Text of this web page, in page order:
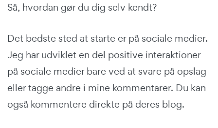
Så, hvordan gør du dig selv kendt?
Det bedste sted at starte er på sociale medier.
Jeg har udviklet en del positive interaktioner
på sociale medier bare ved at svare på opslag
eller tagge andre i mine kommentarer. Du kan
også kommentere direkte på deres blog.